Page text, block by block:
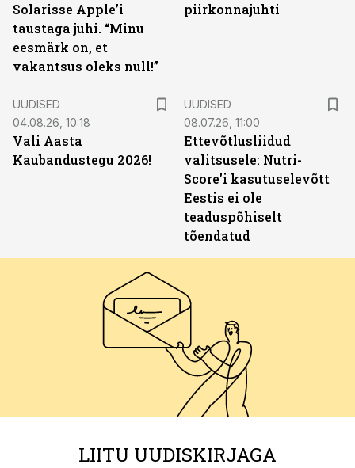
Solarisse Apple’i
taustaga juhi. “Minu
eesmärk on, et
vakantsus oleks null!”
piirkonnajuhti
UUDISED
04.08.26, 10:18
Vali Aasta
Kaubandustegu 2026!
UUDISED
08.07.26, 11:00
Ettevõtlusliidud
valitsusele: Nutri-
Score'i kasutuselevõtt
Eestis ei ole
teaduspõhiselt
tõendatud
LIITU UUDISKIRJAGA